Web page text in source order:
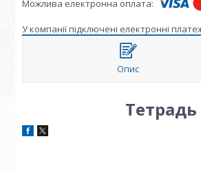
У компанії підключені електронні
Опис